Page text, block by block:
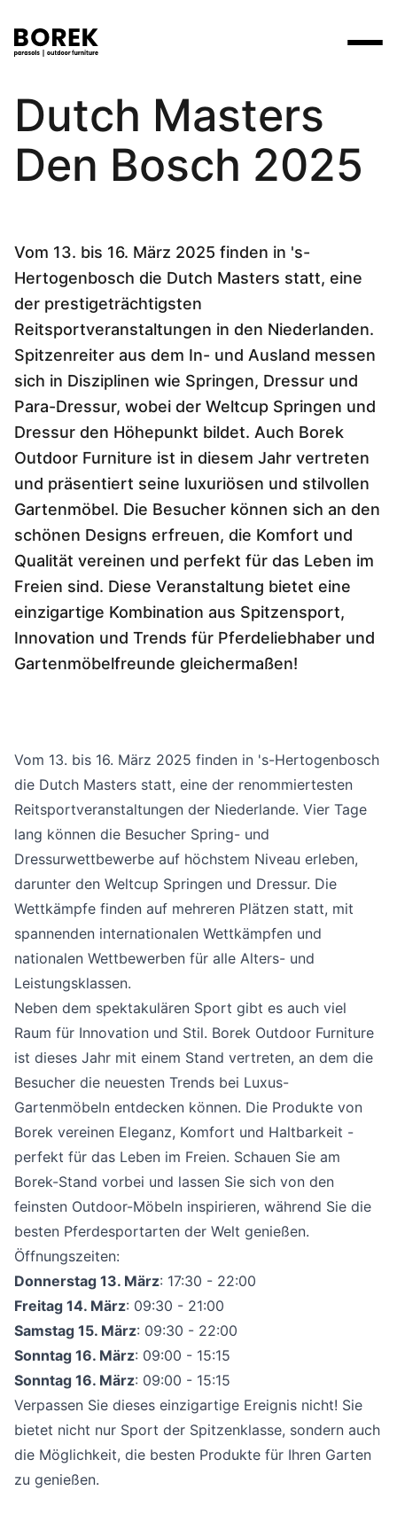
Produkte
Produkte
Tische
Sonnenschirme
Stühle
Liegestühle
Andere
Kollektionen
Marken
Max & Luuk
Yoi
Projekte
Verkaufsstellen
Verkaufsstellen
Premium stores
Suche am Verkaufsort
Mehr
Nachrichten
Events
3D-Modelle
Arbeiten bei
Uber uns
Sprachwahl
Suchen
12. Dezember 2024
Dutch Masters
Den Bosch 2025
Vom 13. bis 16. März 2025 finden in 's-
Hertogenbosch die Dutch Masters statt, eine
der prestigeträchtigsten
Reitsportveranstaltungen in den Niederlanden.
Spitzenreiter aus dem In- und Ausland messen
sich in Disziplinen wie Springen, Dressur und
Para-Dressur, wobei der Weltcup Springen und
Dressur den Höhepunkt bildet. Auch Borek
Outdoor Furniture ist in diesem Jahr vertreten
und präsentiert seine luxuriösen und stilvollen
Gartenmöbel. Die Besucher können sich an den
schönen Designs erfreuen, die Komfort und
Qualität vereinen und perfekt für das Leben im
Freien sind. Diese Veranstaltung bietet eine
einzigartige Kombination aus Spitzensport,
Innovation und Trends für Pferdeliebhaber und
Gartenmöbelfreunde gleichermaßen!
Vom 13. bis 16. März 2025 finden in 's-Hertogenbosch
die Dutch Masters statt, eine der renommiertesten
Reitsportveranstaltungen der Niederlande. Vier Tage
lang können die Besucher Spring- und
Dressurwettbewerbe auf höchstem Niveau erleben,
darunter den Weltcup Springen und Dressur. Die
Wettkämpfe finden auf mehreren Plätzen statt, mit
spannenden internationalen Wettkämpfen und
nationalen Wettbewerben für alle Alters- und
Leistungsklassen.
Neben dem spektakulären Sport gibt es auch viel
Raum für Innovation und Stil. Borek Outdoor Furniture
ist dieses Jahr mit einem Stand vertreten, an dem die
Besucher die neuesten Trends bei Luxus-
Gartenmöbeln entdecken können. Die Produkte von
Borek vereinen Eleganz, Komfort und Haltbarkeit -
perfekt für das Leben im Freien. Schauen Sie am
Borek-Stand vorbei und lassen Sie sich von den
feinsten Outdoor-Möbeln inspirieren, während Sie die
besten Pferdesportarten der Welt genießen.
Öffnungszeiten:
Donnerstag 13. März: 17:30 - 22:00
Freitag 14. März: 09:30 - 21:00
Samstag 15. März: 09:30 - 22:00
Sonntag 16. März: 09:00 - 15:15
Sonntag 16. März: 09:00 - 15:15
Verpassen Sie dieses einzigartige Ereignis nicht! Sie
bietet nicht nur Sport der Spitzenklasse, sondern auch
die Möglichkeit, die besten Produkte für Ihren Garten
zu genießen.